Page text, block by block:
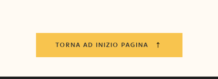
TORNA AD INIZIO PAGINA